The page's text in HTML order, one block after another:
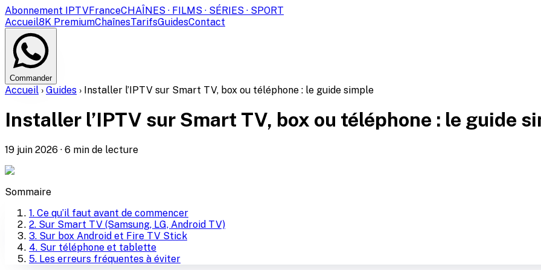
Abonnement IPTVFranceCHAÎNES · FILMS · SÉRIES · SPORT
Accueil8K PremiumChaînesTarifsGuidesContact
Commander
Accueil › Guides › Installer l’IPTV sur Smart TV, box ou téléphone : le guide simple
Installer l’IPTV sur Smart TV, box ou téléphone : le guide
19 juin 2026 · 6 min de lecture
Sommaire
1. Ce qu’il faut avant de commencer
2. Sur Smart TV (Samsung, LG, Android TV)
3. Sur box Android et Fire TV Stick
4. Sur téléphone et tablette
5. Les erreurs fréquentes à éviter